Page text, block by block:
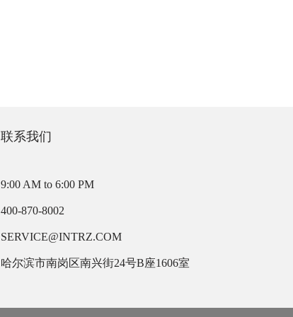
联系我们
9:00 AM to 6:00 PM
400-870-8002
SERVICE@INTRZ.COM
哈尔滨市南岗区南兴街24号B座1606室